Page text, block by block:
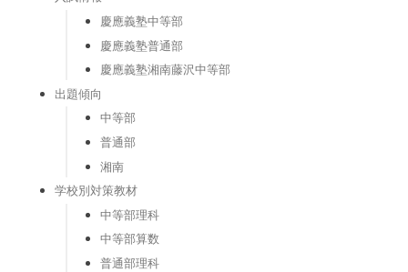
慶應義塾中等部
慶應義塾普通部
慶應義塾湘南藤沢中等部
出題傾向
中等部
普通部
湘南
学校別対策教材
中等部理科
中等部算数
普通部理科